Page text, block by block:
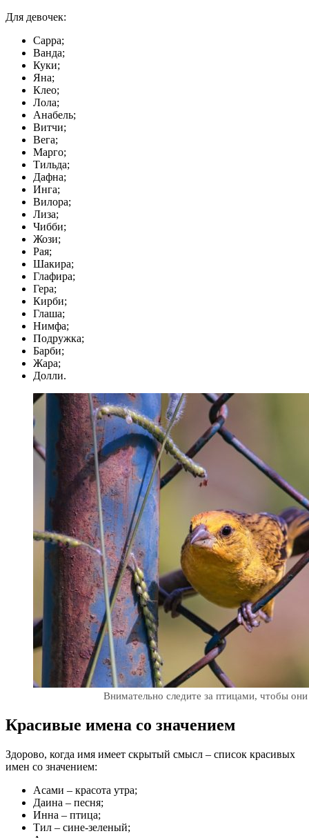
Для девочек:
Сарра;
Ванда;
Куки;
Яна;
Клео;
Лола;
Анабель;
Витчи;
Вега;
Марго;
Тильда;
Дафна;
Инга;
Вилора;
Лиза;
Чибби;
Жози;
Рая;
Шакира;
Глафира;
Гера;
Кирби;
Глаша;
Нимфа;
Подружка;
Барби;
Жара;
Долли.
Внимательно следите за птицами, чтобы
Красивые имена со значением
Здорово, когда имя имеет скрытый смысл – список красивых
имен со значением:
Асами – красота утра;
Даина – песня;
Инна – птица;
Тил – сине-зеленый;